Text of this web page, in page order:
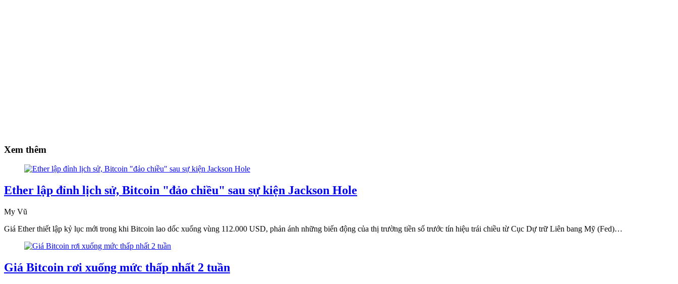
Xem thêm
Ether lập đỉnh lịch sử, Bitcoin "đảo chiều" sau sự kiện Jackson Hole
My Vũ
Giá Ether thiết lập kỷ lục mới trong khi Bitcoin lao dốc xuống vùng 112.000 USD, phản ánh những biến động của thị trường tiền số trước tín hiệu trái chiều từ Cục Dự trữ Liên bang Mỹ (Fed)…
Giá Bitcoin rơi xuống mức thấp nhất 2 tuần